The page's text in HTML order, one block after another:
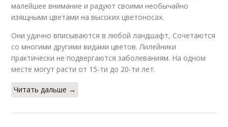
малейшее внимание и радуют своими необычайно
изящными цветами на высоких цветоносах.
Они удачно вписываются в любой ландшафт, Сочетаются
со многими другими видами цветов. Лилейники
практически не подвергаются заболеваниям. На одном
месте могут расти от 15-ти до 20-ти лет.
Читать дальше →